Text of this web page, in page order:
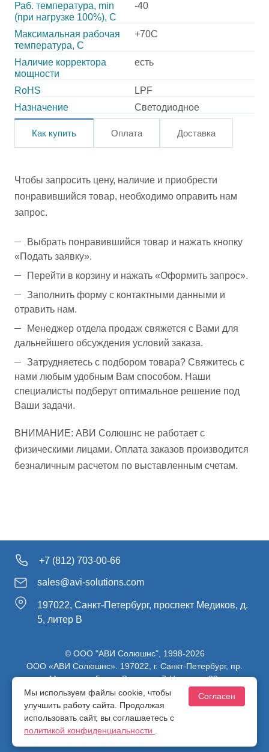
Раб. температура, min
(при нагрузке 100%), C
-40
Максимальная рабочая
температура, C
+70C
Наличие корректора
мощности
есть
RoHS
LPF
Назначение
Светодиодное
Как купить Оплата Доставка
Чтобы запросить цену, наличие и приобрести
понравившийся товар, необходимо оправить нам
запрос.
Выбрать понравившийся товар и нажать кнопку
«Подать заявку».
Перейти в корзину и нажать «Оформить запрос».
Заполнить форму с контактными данными и
отравить нам.
Менеджер отдела продаж свяжется с Вами для
дальнейшего обсуждения условий заказа.
Затрудняетесь с подбором товара? Свяжитесь с
нами любым удобным Вам способом. Наши
специалисты подберут оптимальное решение под
Ваши задачи.
ВНИМАНИЕ: АВИ Солюшнс не работает с
физическими лицами. Оплата заказов производится
безналичным расчетом по выставленным счетам.
+7 (812) 703-00-66
sales@avi-solutions.com
197022, Санкт-Петербург, проспект Медиков, д.
5, литер В
© ООО "АВИ Солюшнс", 1998-2026
ООО «АВИ Солюшнс». 197022, г. Санкт-Петербург, пр.
Медиков, д.5, лит. В, ч. пом. 7-Н, ч. ком. 82.
ИНН 7813470830 / КПП 781301001 / ОГРН 1107847137980
Политика конфиденциальности
Мы используем файлы cookie, чтобы
улучшить работу сайта. Продолжая
использовать сайт, вы соглашаетесь с
политикой конфиденциальности
Согласен